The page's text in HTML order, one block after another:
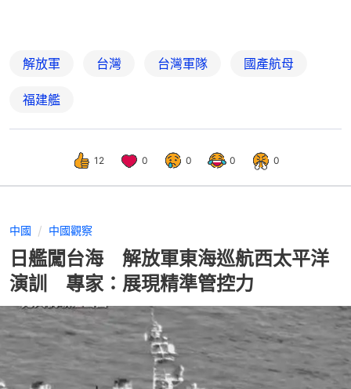
解放軍 台灣 台灣軍隊 國產航母
福建艦
12 0 0 0 0
中國 中國觀察
日艦闖台海 解放軍東海巡航西太平洋
演訓 專家：展現精準管控力